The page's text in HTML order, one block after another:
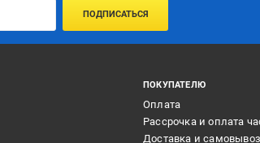
ПОДПИСАТЬСЯ
ПОКУПАТЕЛЮ
Оплата
Рассрочка и оплата
Доставка и самовывоз